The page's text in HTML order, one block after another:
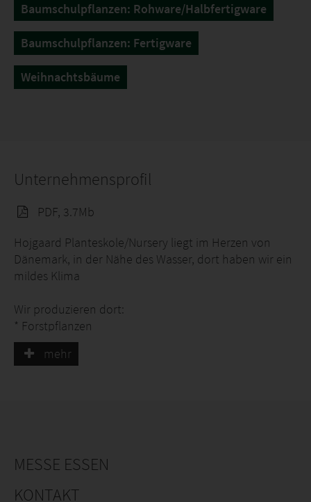
Baumschulpflanzen: Rohware/Halbfertigware
Baumschulpflanzen: Fertigware
Weihnachtsbäume
Unternehmensprofil
PDF, 3.7Mb
Hojgaard Planteskole/Nursery liegt im Herzen von
Dänemark, in der Nähe des Wasser, dort haben wir ein
mildes Klima
Wir produzieren dort:
* Forstpflanzen
* Nadelgegölze
* Jungpflanzen für Weihnachtsbäume
Seit mehr als 45 Jahren produzieren wir Pflanzen,
Millionen Pflanzen
mehr
MESSE ESSEN
KONTAKT